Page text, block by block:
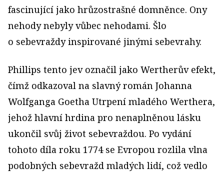
fascinující jako hrůzostrašné domněnce. Ony
nehody nebyly vůbec nehodami. Šlo
o sebevraždy inspirované jinými sebevrahy.
Phillips tento jev označil jako Wertherův efekt,
čímž odkazoval na slavný román Johanna
Wolfganga Goetha Utrpení mladého Werthera,
jehož hlavní hrdina pro nenaplněnou lásku
ukončil svůj život sebevraždou. Po vydání
tohoto díla roku 1774 se Evropou rozlila vlna
podobných sebevražd mladých lidí, což vedlo